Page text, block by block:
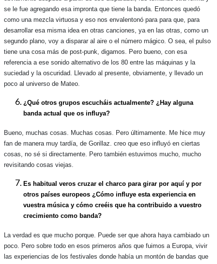
se le fue agregando esa impronta que tiene la banda. Entonces quedó
como una mezcla virtuosa y eso nos envalentonó para para que, para
desarrollar esa misma idea en otras canciones, ya en las otras, como un
segundo plano, voy a disparar al aire o el número mágico. O sea, el pulso
tiene una cosa más de post-punk, digamos. Pero bueno, con esa
referencia a ese sonido alternativo de los 80 entre las máquinas y la
suciedad y la oscuridad. Llevado al presente, obviamente, y llevado un
poco al universo de Mateo.
¿Qué otros grupos escucháis actualmente? ¿Hay alguna
banda actual que os influya?
Bueno, muchas cosas. Muchas cosas. Pero últimamente. Me hice muy
fan de manera muy tardía, de Gorillaz. creo que eso influyó en ciertas
cosas, no sé si directamente. Pero también estuvimos mucho, mucho
revisitando cosas viejas.
Es habitual veros cruzar el charco para girar por aquí y por
otros países europeos ¿Cómo influye esta experiencia en
vuestra música y cómo creéis que ha contribuido a vuestro
crecimiento como banda?
La verdad es que mucho porque. Puede ser que ahora haya cambiado un
poco. Pero sobre todo en esos primeros años que fuimos a Europa, vivir
las experiencias de los festivales donde había un montón de bandas que